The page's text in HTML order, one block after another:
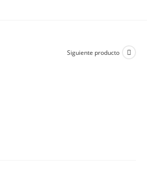
Siguiente producto